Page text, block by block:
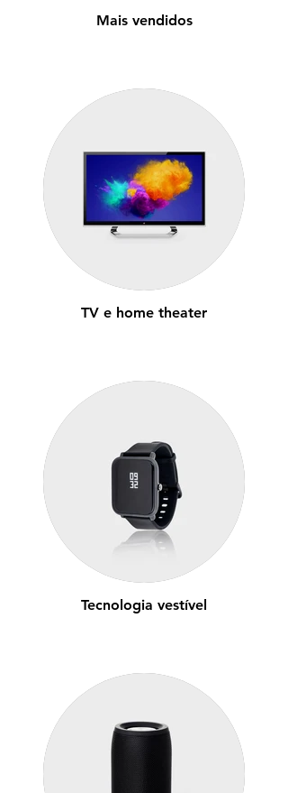
Mais vendidos
TV e home theater
Tecnologia vestível